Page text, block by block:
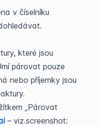
v číselníku
které jsou
párovat pouze
nebo příjemky jsou
„Párovat
– viz.screenshot: